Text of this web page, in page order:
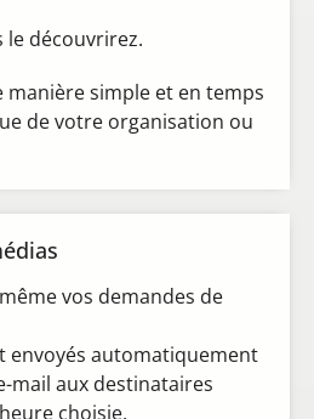
le découvrirez.
manière simple et en temps
de votre organisation ou
vos demandes de
envoyés automatiquement
mail aux destinataires
choisie.